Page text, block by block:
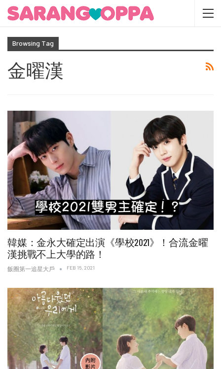
Browsing Tag
金曜漢
韓媒：金永大確定出演《學校2021》！合流金曜
漢挑戰不上大學的路！
飯圈第一追星大戶 FEB 15, 2021